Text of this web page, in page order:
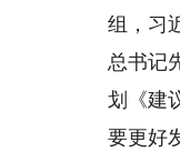
组，习
总书记
划《建
要更好